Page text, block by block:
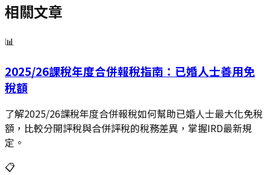
相關文章
📊
2025/26課稅年度合併報稅指南：已婚人士善用免
稅額
了解2025/26課稅年度合併報稅如何幫助已婚人士最大化免稅
額，比較分開評稅與合併評稅的稅務差異，掌握IRD最新規
定。
📋